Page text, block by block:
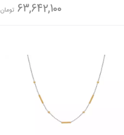
63,642,100 تومان